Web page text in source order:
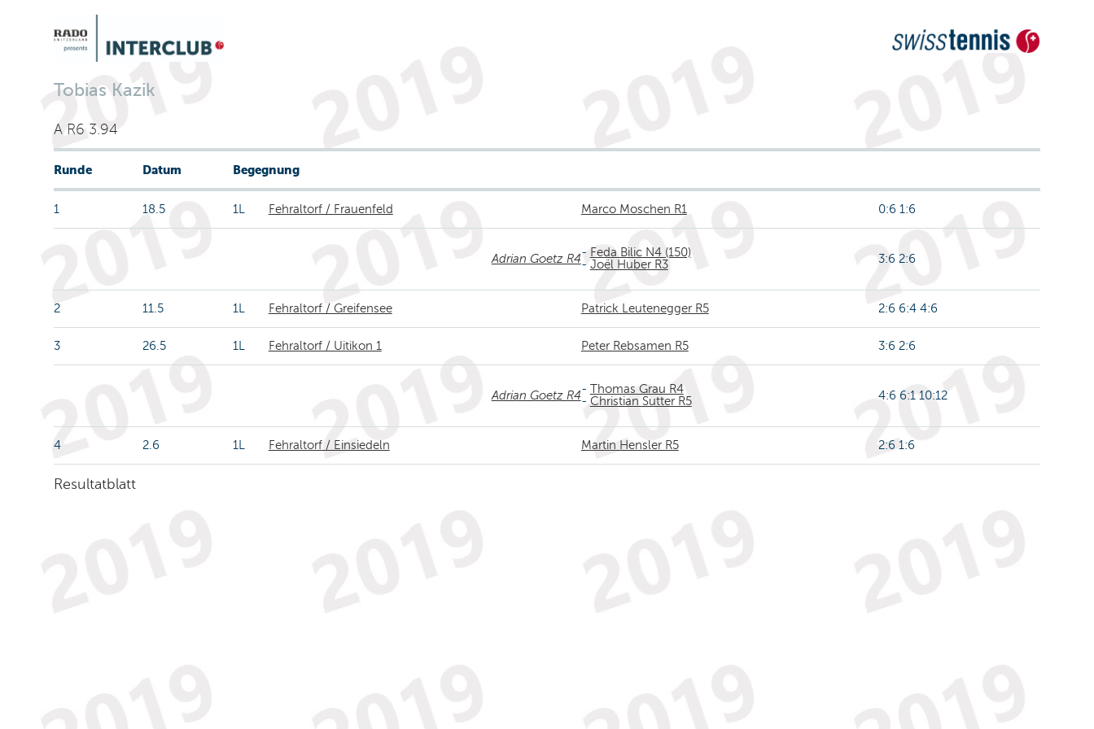
Tobias Kazik
A R6 3.94
Runde Datum Begegnung
1 18.5 1L Fehraltorf / Frauenfeld Marco Moschen R1 0:6 1:6
Adrian Goetz R4- Feda Bilic N4 (150)
- Joël Huber R3 3:6 2:6
2 11.5 1L Fehraltorf / Greifensee Patrick Leutenegger R5 2:6 6:4 4:6
3 26.5 1L Fehraltorf / Uitikon 1 Peter Rebsamen R5 3:6 2:6
Adrian Goetz R4- Thomas Grau R4
- Christian Sutter R5 4:6 6:1 10:12
4 2.6 1L Fehraltorf / Einsiedeln Martin Hensler R5 2:6 1:6
Resultatblatt